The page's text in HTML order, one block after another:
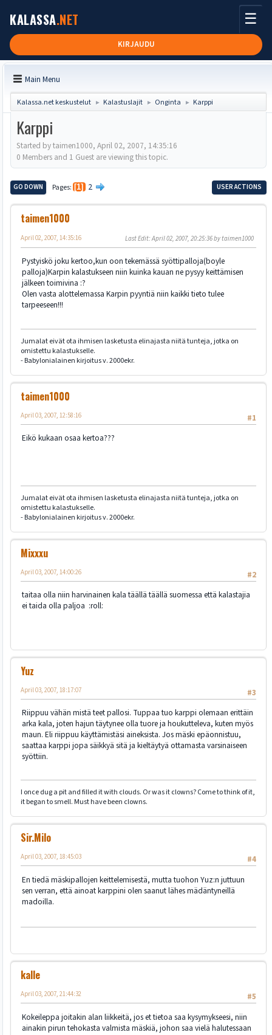
KALASSA.NET
KIRJAUDU
☰
Main Menu
Kalassa.net keskustelut ► Kalastuslajit ► Onginta ► Karppi
Karppi
Started by taimen1000, April 02, 2007, 14:35:16
0 Members and 1 Guest are viewing this topic.
GO DOWN Pages 1 2 USER ACTIONS
taimen1000
April 02, 2007, 14:35:16 Last Edit: April 02, 2007, 20:25:36 by taimen1000
Pystyiskö joku kertoo,kun oon tekemässä syöttipalloja(boyle
palloja)Karpin kalastukseen niin kuinka kauan ne pysyy keittämisen
jälkeen toimivina :?
Olen vasta alottelemassa Karpin pyyntiä niin kaikki tieto tulee
tarpeeseen!!!
Jumalat eivät ota ihmisen lasketusta elinajasta niitä tunteja, jotka on
omistettu kalastukselle.
- Babylonialainen kirjoitus v. 2000ekr.
taimen1000
#1
April 03, 2007, 12:58:16
Eikö kukaan osaa kertoa???
Jumalat eivät ota ihmisen lasketusta elinajasta niitä tunteja, jotka on
omistettu kalastukselle.
- Babylonialainen kirjoitus v. 2000ekr.
Mixxxu
#2
April 03, 2007, 14:00:26
taitaa olla niin harvinainen kala täällä täällä suomessa että kalastajia
ei taida olla paljoa :roll:
Yuz
#3
April 03, 2007, 18:17:07
Riippuu vähän mistä teet pallosi. Tuppaa tuo karppi olemaan erittäin
arka kala, joten hajun täytynee olla tuore ja houkutteleva, kuten myös
maun. Eli riippuu käyttämistäsi aineksista. Jos mäski epäonnistuu,
saattaa karppi jopa säikkyä sitä ja kieltäytyä ottamasta varsinaiseen
syöttiin.
I once dug a pit and filled it with clouds. Or was it clowns? Come to think of it,
it began to smell. Must have been clowns.
Sir.Milo
#4
April 03, 2007, 18:45:03
En tiedä mäskipallojen keittelemisestä, mutta tuohon Yuz:n juttuun
sen verran, että ainoat karppini olen saanut lähes mädäntyneillä
madoilla.
kalle
#5
April 03, 2007, 21:44:32
Kokeileppa joitakin alan liikkeitä, jos et tietoa saa kysymykseesi, niin
ainakin pirun tehokasta valmista mäskiä, johon saa vielä halutessaan